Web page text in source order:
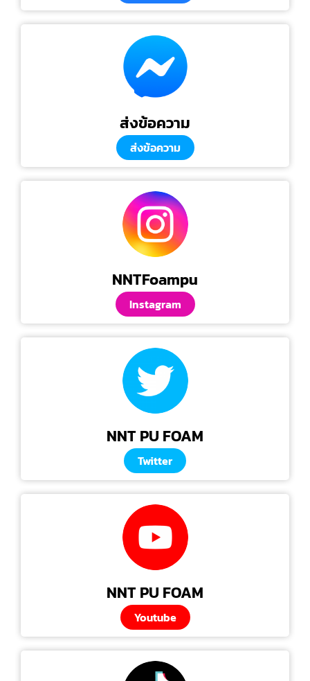
ส่งข้อความ
ส่งข้อความ
NNTFoampu
Instagram
NNT PU FOAM
Twitter
NNT PU FOAM
Youtube